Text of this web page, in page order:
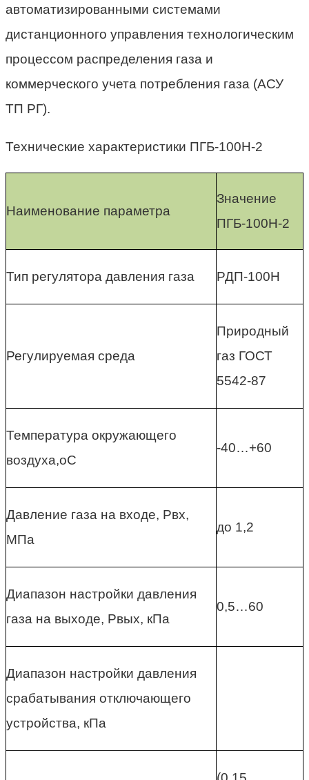
автоматизированными системами
дистанционного управления технологическим
процессом распределения газа и
коммерческого учета потребления газа (АСУ
ТП РГ).
Технические характеристики ПГБ-100Н-2
Наименование параметра
Значение
ПГБ-100Н-2
Тип регулятора давления газа РДП-100Н
Регулируемая среда
Природный
газ ГОСТ
5542-87
Температура окружающего
воздуха,оС
-40…+60
Давление газа на входе, Рвх,
МПа
до 1,2
Диапазон настройки давления
газа на выходе, Рвых, кПа
0,5…60
Диапазон настройки давления
срабатывания отключающего
устройства, кПа